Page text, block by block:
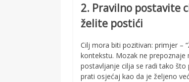
2. Pravilno postavite
želite postići
Cilj mora biti pozitivan: primjer –
kontekstu. Mozak ne prepoznaje
postavljanje cilja se radi tako
prati osjećaj kao da je željeno